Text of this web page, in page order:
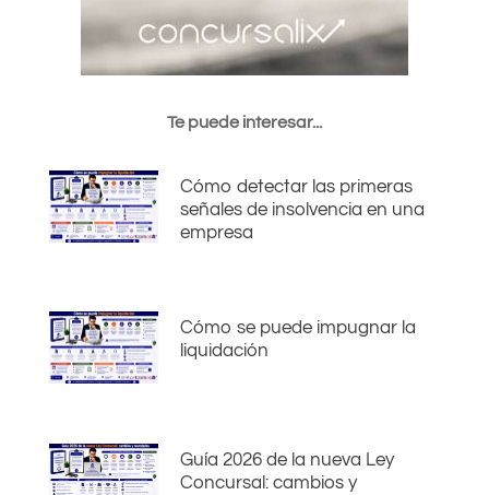
Te puede interesar...
Cómo detectar las primeras
señales de insolvencia en una
empresa
Cómo se puede impugnar la
liquidación
Guía 2026 de la nueva Ley
Concursal: cambios y